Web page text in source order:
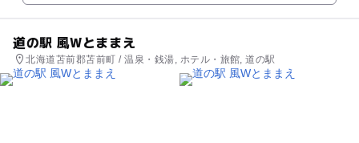
道の駅 風Wとままえ
北海道苫前郡苫前町 / 温泉・銭湯, ホテル・旅館, 道の駅